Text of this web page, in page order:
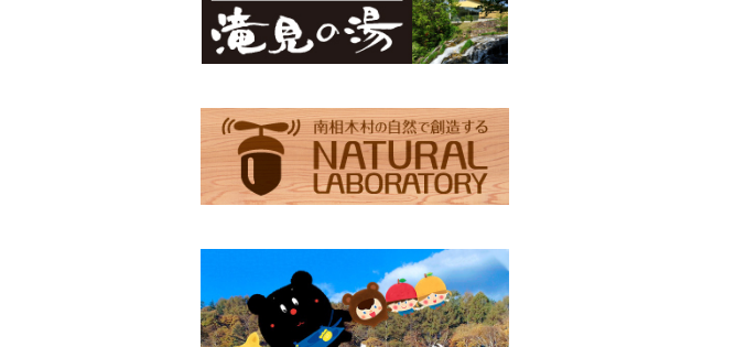
食べるビーツドレッシング（大）
蕎麦珈琲「実ト豆」（ビン）
Moccai・48ピースパック
シナノユキマス・フィギュア
御座山ピンバッジ
滝見の湯オリジナルグッズ
滝見の湯エコバッグ（Lサイズ）
グレイ
ちょっくらさん・クリアファイル